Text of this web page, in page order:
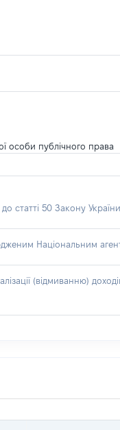
особи публічного права
статті 50 Закону
Національним
(відмиванню)